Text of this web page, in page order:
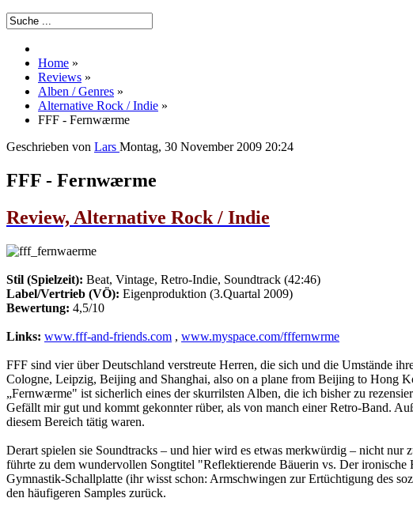
Home »
Reviews »
Alben / Genres »
Alternative Rock / Indie »
FFF - Fernwærme
Geschrieben von Lars Montag, 30 November 2009 20:24
FFF - Fernwærme
Review, Alternative Rock / Indie
Stil (Spielzeit): Beat, Vintage, Retro-Indie, Soundtrack (42:46)
Label/Vertrieb (VÖ): Eigenproduktion (3.Quartal 2009)
Bewertung: 4,5/10
Links: www.fff-and-friends.com , www.myspace.com/fffernwrme
FFF sind vier über Deutschland verstreute Herren, die sich und die Umstände
Cologne, Leipzig, Beijing and Shanghai, also on a plane from Beijing to Hong
„Fernwærme" ist sicherlich eines der skurrilsten Alben, die ich bisher zu
Gefällt mir gut und kommt gekonnter rüber, als von manch einer Retro-Band.
diesem Bereich tätig waren.
Derart spielen sie Soundtracks – und hier wird es etwas merkwürdig – nicht nur
führte zu dem wundervollen Songtitel "Reflektierende Bäuerin vs. Der
Gymnastik-Schallplatte (ihr wisst schon: Armschwingen zur Ertüchtigung des
den häufigeren Samples zurück.